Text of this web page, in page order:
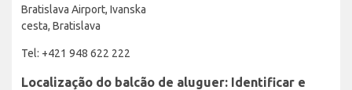
Bratislava Airport, Ivanska
cesta, Bratislava
Tel: +421 948 622 222
Localização do balcão de aluguer: Identificar e